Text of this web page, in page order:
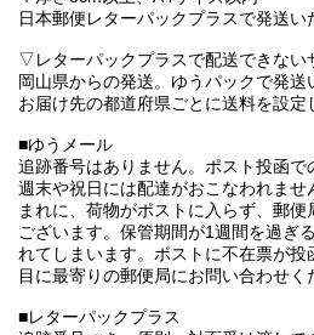
日本郵便レターパックプラスで発送い
▽レターパックプラスで配送できない
岡山県からの発送。ゆうパックで発送
お届け先の都道府県ごとに送料を設定
■ゆうメール
追跡番号はありません。ポスト投函で
週末や祝日には配達がおこなわれませ
まれに、荷物がポストに入らず、郵
ございます。保管期間が1週間を過ぎ
れてしまいます。ポストに不在票が
目に最寄りの郵便局にお問い合わせく
■レターパックプラス